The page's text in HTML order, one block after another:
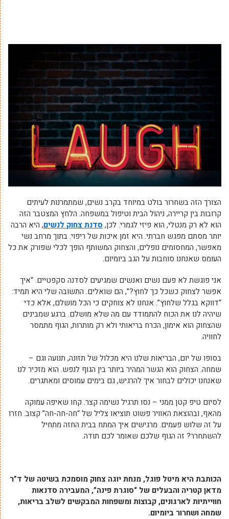
הצורך הזה בשחרור בולט במיוחד בקרב נשים, שמתמרנות לעיתים
קרובות בין קריירה, ניהול הבית וטיפול במשפחה. הלחץ המצטבר הזה
הוא לא רק מנטלי, הוא פיזי לגמרי. לכן, סדנת צחוק לנשים, היא הרבה
יותר מסתם מפגש חברתי. היא זמן איכות של ריפוי. בתוך מרחב נשי
מאפשר, המחסומים נופלים, והצחוק המשותף הופך לכלי שפורק את כל
העומס שאנחנו סוחבות על הגב ביומיום.
אני פוגשת לא פעם נשים ואנשים שמגיעים לסדנה סקפטיים. “איך
אפשר לצחוק כשכל כך לחוץ?”, הם שואלים. התשובה שלי היא תמיד:
“דווקא בגלל שלחוץ”. אנחנו לא צוחקים כי הכל מושלם, אלא כדי
שיהיה לנו את הכוח להתמודד עם מה שלא מושלם. ברגע שמבינים
שהצחוק הוא אימון, הכרח בריאותי ולא רק מותרות, הגוף מתמסר
לחוויה.
בסופו של יום, הבריאות שלנו היא מכלול של תזונה, תנועה וגם –
שמחה. הצחוק הוא הגשר המהיר ביותר בין הגוף לנפש. הוא מזכיר לנו
שאנחנו יכולים לבחור איך להרגיש, גם בימים עמוסים ומאתגרים.
לסיום טיפ קטן ממני – נסו תרגיל נשימה קצר. קחו שאיפה עמוקה
מהאף, ובהוצאת האוויר פשוט תוציאו צליל של “חה-חה-חה” קצוב. חזרו
על זה שלוש פעמים. מרגישים איך המתח בבית החזה מתחיל
להשתחרר? זה הגוף שלכם שאומר לכם תודה.
הכותבת היא מיטל פוגל, מנחת יוגה צחוק מוסמכת בשיטה של ד”ר
מדאן קטריה והבעלים של “סוגרת פינה”, המעבירה סדנאות
חווייתיות לארגונים, קבוצות ומשפחות המבקשים לשלב בריאות,
שמחה ושחרור ביומיום.